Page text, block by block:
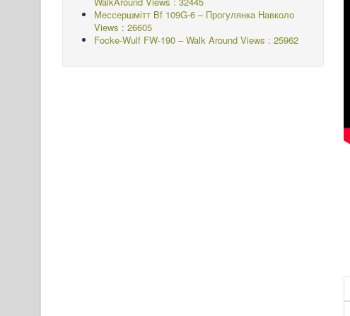
Мессершмітт Bf 109G-6 – Прогулянка Навколо
Views : 26605
Focke-Wulf FW-190 – Walk Around Views : 25962